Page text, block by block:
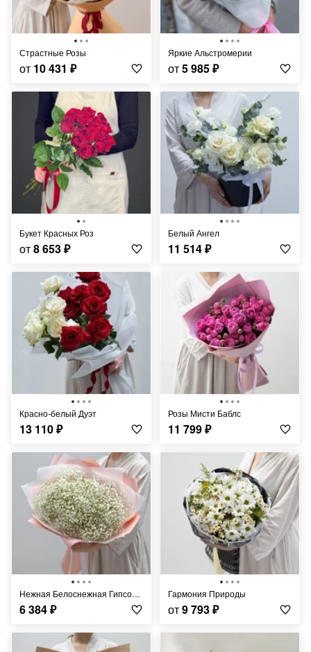
Страстные Розы
от 10 431 ₽
Яркие Альстромерии
от5 985₽
Букет Красных Роз
от8 653₽
Белый Ангел
11 514₽
Красно-белый Дуэт
13 110₽
Розы Мисти Баблс
11 799₽
Нежная Белоснежная Гипсофила
6 384₽
Гармония Природы
от9 793₽